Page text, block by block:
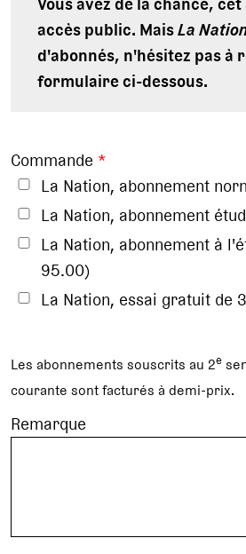
accès public. MaisLa
d'abonnés, n'hésitez pas à
formulaire ci-dessous.
Commande *
La Nation, abonnement
La Nation, abonnement
La Nation, abonnement à
95.00)
La Nation, essai gratuit de
Les abonnements souscrits au 2e
courante sont facturés à demi-prix.
Remarque